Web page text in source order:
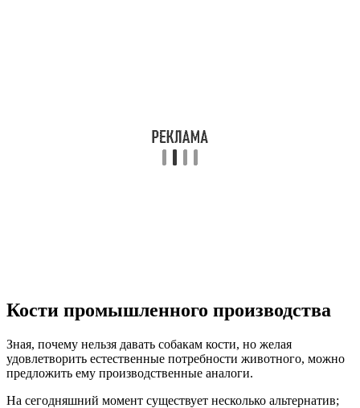
Кости промышленного производства
Зная, почему нельзя давать собакам кости, но желая
удовлетворить естественные потребности животного, можно
предложить ему производственные аналоги.
На сегодняшний момент существует несколько альтернатив;